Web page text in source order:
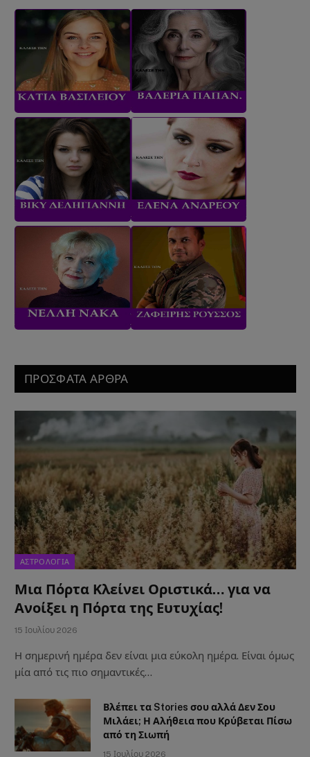
ΠΡΟΣΦΑΤΑ ΑΡΘΡΑ
ΑΣΤΡΟΛΟΓΙΑ
Μια Πόρτα Κλείνει Οριστικά… για να
Ανοίξει η Πόρτα της Ευτυχίας!
15 Ιουλίου 2026
Η σημερινή ημέρα δεν είναι μια εύκολη ημέρα. Είναι όμως
μία από τις πιο σημαντικές…
Βλέπει τα Stories σου αλλά Δεν Σου
Μιλάει; Η Αλήθεια που Κρύβεται Πίσω
από τη Σιωπή
15 Ιουλίου 2026